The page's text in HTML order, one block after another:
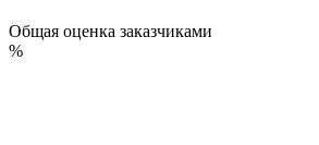
Общая оценка заказчиками
%